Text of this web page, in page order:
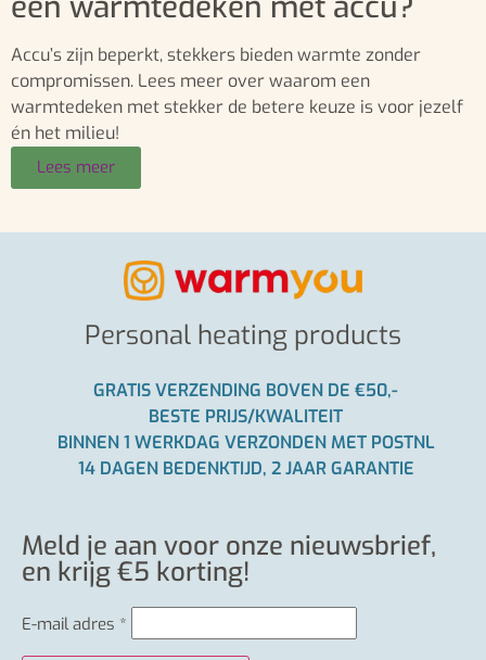
Accu’s zijn beperkt, stekkers bieden warmte zonder
compromissen. Lees meer over waarom een
warmtedeken met stekker de betere keuze is voor jezelf
én het milieu!
Lees meer
Personal heating products
GRATIS VERZENDING BOVEN DE €50,-
BESTE PRIJS/KWALITEIT
BINNEN 1 WERKDAG VERZONDEN MET POSTNL
14 DAGEN BEDENKTIJD, 2 JAAR GARANTIE
Meld je aan voor onze nieuwsbrief,
en krijg €5 korting!
E-mail adres *